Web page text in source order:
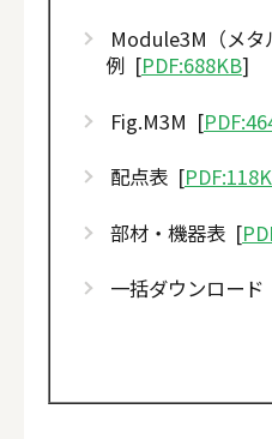
Module3M（メタ
例 [PDF:688KB]
Fig.M3M [
配点表 [
部材・機器表 [
一括ダウンロー